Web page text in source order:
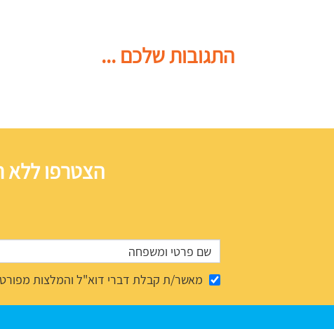
התגובות שלכם ...
הצטרפו ללא
מאשר/ת קבלת דברי דוא"ל והמלצות